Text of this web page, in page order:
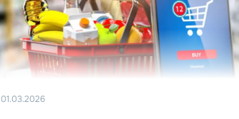
01.03.2026